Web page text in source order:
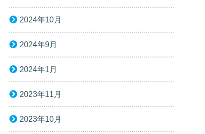
2024年10月
2024年9月
2024年1月
2023年11月
2023年10月